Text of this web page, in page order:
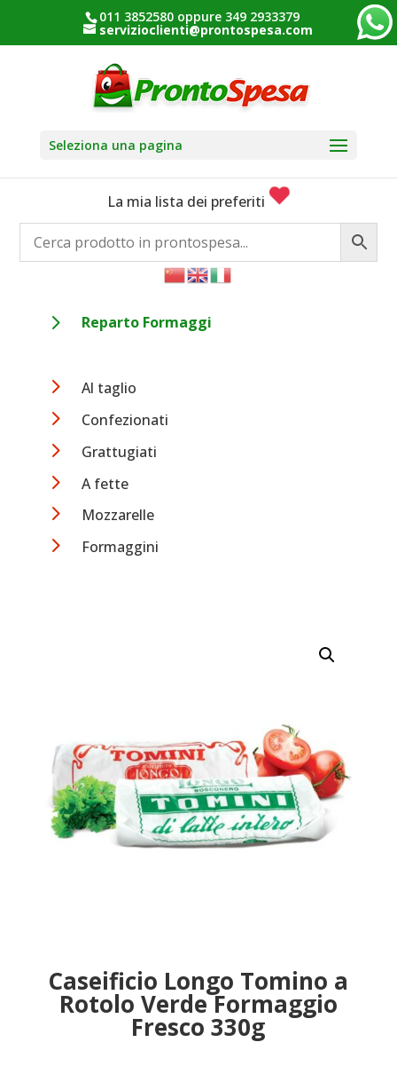
011 3852580 oppure 349 2933379
servizioclienti@prontospesa.com
Seleziona una pagina
La mia lista dei preferiti
5 Reparto Formaggi
5 Al taglio
5 Confezionati
5 Grattugiati
5 A fette
5 Mozzarelle
5 Formaggini
Caseificio Longo Tomino a
Rotolo Verde Formaggio
Fresco 330g